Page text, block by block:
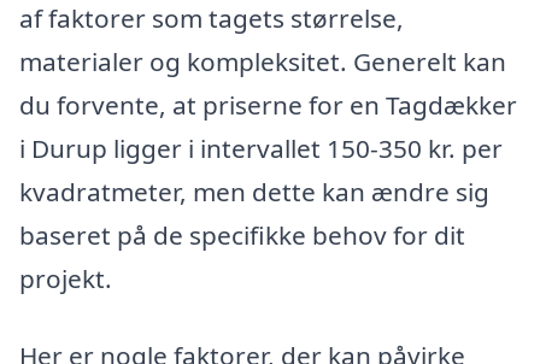
af faktorer som tagets størrelse,
materialer og kompleksitet. Generelt kan
du forvente, at priserne for en Tagdækker
i Durup ligger i intervallet 150-350 kr. per
kvadratmeter, men dette kan ændre sig
baseret på de specifikke behov for dit
projekt.
Her er nogle faktorer, der kan påvirke